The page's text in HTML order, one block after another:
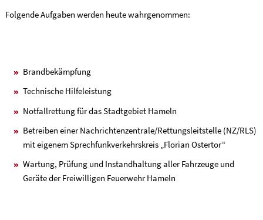
Folgende Aufgaben werden heute wahrgenommen:
Brandbekämpfung
Technische Hilfeleistung
Notfallrettung für das Stadtgebiet Hameln
Betreiben einer Nachrichtenzentrale/Rettungsleitstelle (NZ/RLS)
mit eigenem Sprechfunkverkehrskreis „Florian Ostertor“
Wartung, Prüfung und Instandhaltung aller Fahrzeuge und
Geräte der Freiwilligen Feuerwehr Hameln